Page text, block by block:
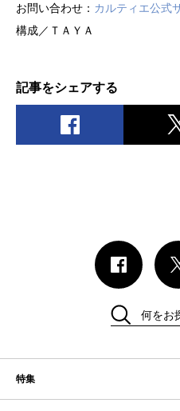
お問い合わせ： カルティエ公式
構成／ＴＡＹＡ
記事をシェアする
特集
何をお